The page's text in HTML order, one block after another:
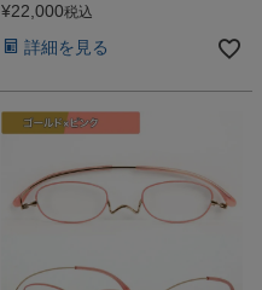
¥22,000税込
詳細を見る